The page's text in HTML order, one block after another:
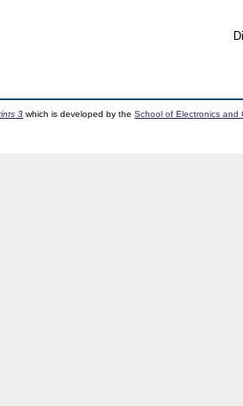
3 which is developed by theSchool of Electronics and